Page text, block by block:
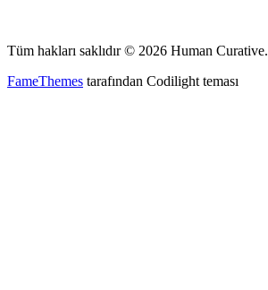
Tüm hakları saklıdır © 2026 Human Curative.
FameThemes tarafından Codilight teması